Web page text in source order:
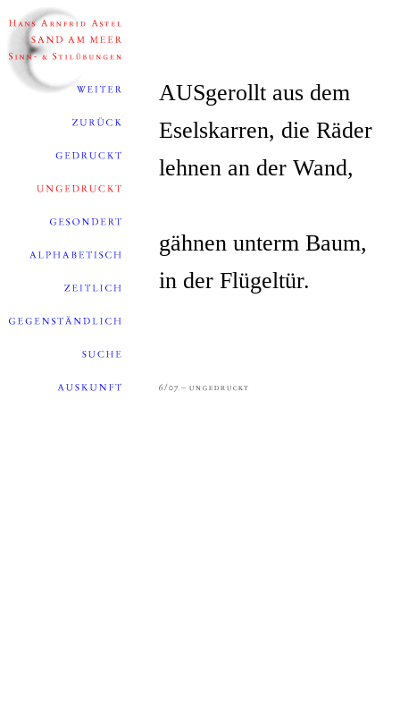
AUSgerollt aus dem
Eselskarren, die Räder
lehnen an der Wand,
gähnen unterm Baum,
in der Flügeltür.